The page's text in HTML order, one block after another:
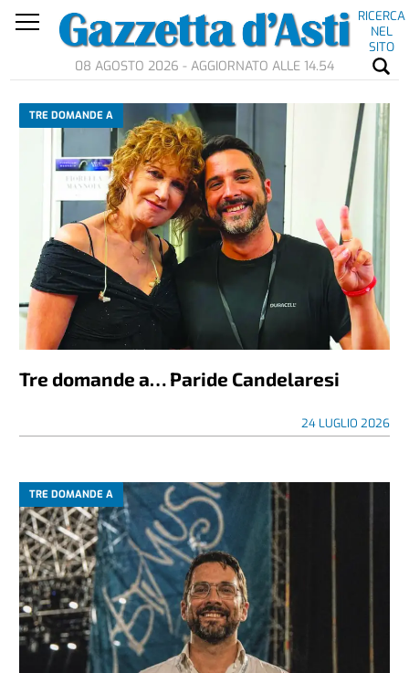
RICERCA
NEL
SITO
08 AGOSTO 2026 - AGGIORNATO ALLE 14.54
TRE DOMANDE A
Tre domande a… Paride Candelaresi
24 LUGLIO 2026
TRE DOMANDE A